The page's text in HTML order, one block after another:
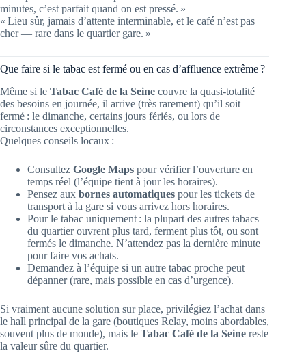
minutes, c’est parfait quand on est pressé. »
« Lieu sûr, jamais d’attente interminable, et le café n’est pas
cher — rare dans le quartier gare. »
Que faire si le tabac est fermé ou en cas d’affluence extrême ?
Même si le Tabac Café de la Seine couvre la quasi-totalité
des besoins en journée, il arrive (très rarement) qu’il soit
fermé : le dimanche, certains jours fériés, ou lors de
circonstances exceptionnelles.
Quelques conseils locaux :
Consultez Google Maps pour vérifier l’ouverture en
temps réel (l’équipe tient à jour les horaires).
Pensez aux bornes automatiques pour les tickets de
transport à la gare si vous arrivez hors horaires.
Pour le tabac uniquement : la plupart des autres tabacs
du quartier ouvrent plus tard, ferment plus tôt, ou sont
fermés le dimanche. N’attendez pas la dernière minute
pour faire vos achats.
Demandez à l’équipe si un autre tabac proche peut
dépanner (rare, mais possible en cas d’urgence).
Si vraiment aucune solution sur place, privilégiez l’achat dans
le hall principal de la gare (boutiques Relay, moins abordables,
souvent plus de monde), mais le Tabac Café de la Seine reste
la valeur sûre du quartier.